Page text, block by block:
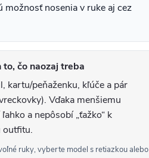
možnosť nosenia v ruke aj cez
to, čo naozaj treba
kartu/peňaženku, kľúče a pár
Vďaka menšiemu
a nepôsobí „ťažko“ k
outfitu.
ruky, vyberte model s retiazkou alebo